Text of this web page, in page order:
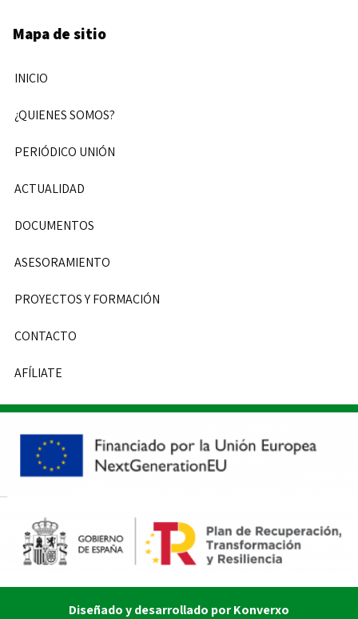
Mapa de sitio
INICIO
¿QUIENES SOMOS?
PERIÓDICO UNIÓN
ACTUALIDAD
DOCUMENTOS
ASESORAMIENTO
PROYECTOS Y FORMACIÓN
CONTACTO
AFÍLIATE
Diseñado y desarrollado por Konverxo